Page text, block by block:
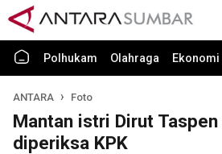
Polhukam Olahraga
ANTARA Foto
Mantan istri Dirut
diperiksa KPK